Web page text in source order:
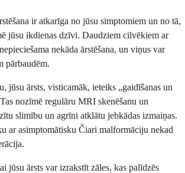
ir atkarīga no jūsu simptomiem un no tā,
jūsu ikdienas dzīvi. Daudziem cilvēkiem ar
nekāda ārstēšana, un viņus var
pārbaudēm.
jūsu ārsts, visticamāk, ieteiks „gaidīšanas un
nozīmē regulāru MRI skenēšanu un
slimību un agrīni atklātu jebkādas izmaiņas.
ar asimptomātisku Čiari malformāciju nekad
jūsu ārsts var izrakstīt zāles, kas palīdzēs